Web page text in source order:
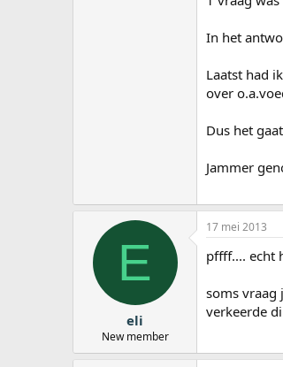
In het
Laatst had
over
Dus het
Jammer
E
eli
New member
17 mei 2013
pffff.... echt
soms vraag
verkeerde